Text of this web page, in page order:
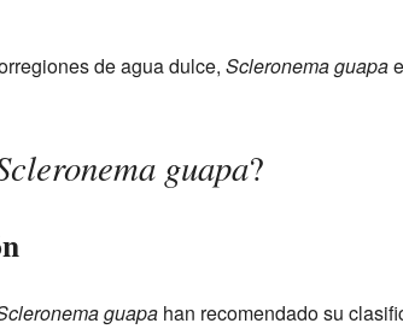
de agua dulce, Scleronema guapa
guapa?
guapahan recomendado su